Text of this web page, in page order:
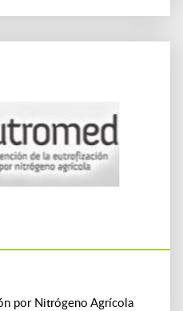
por Nitrógeno Agrícola